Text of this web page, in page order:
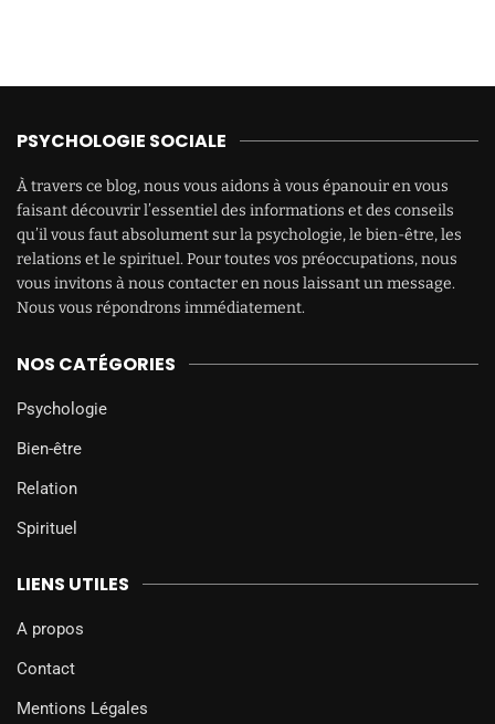
PSYCHOLOGIE SOCIALE
À travers ce blog, nous vous aidons à vous épanouir en vous
faisant découvrir l’essentiel des informations et des conseils
qu’il vous faut absolument sur la psychologie, le bien-être, les
relations et le spirituel. Pour toutes vos préoccupations, nous
vous invitons à nous contacter en nous laissant un message.
Nous vous répondrons immédiatement.
NOS CATÉGORIES
Psychologie
Bien-être
Relation
Spirituel
LIENS UTILES
A propos
Contact
Mentions Légales